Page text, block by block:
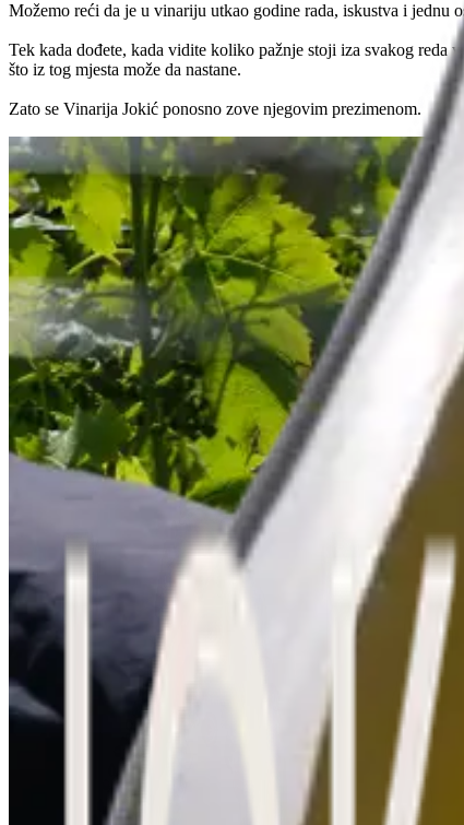
Možemo reći da je u vinariju utkao godine rada, iskustva i jednu
Tek kada dođete, kada vidite koliko pažnje stoji iza svakog reda
što iz tog mjesta može da nastane.
Zato se Vinarija Jokić ponosno zove njegovim prezimenom.